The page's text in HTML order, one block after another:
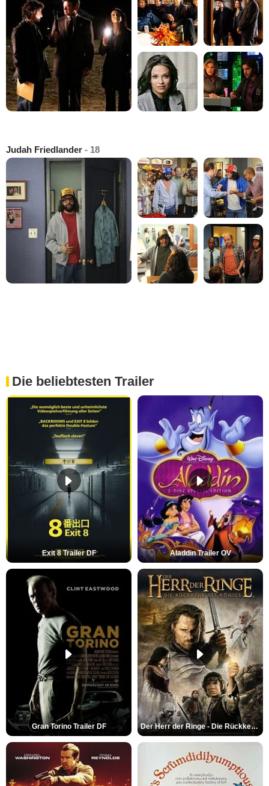
Judah Friedlander - 18
Die beliebtesten Trailer
Exit 8 Trailer DF Aladdin Trailer OV
Gran Torino Trailer DF Der Herr der Ringe - Die Rückkehr des Königs Trailer OV